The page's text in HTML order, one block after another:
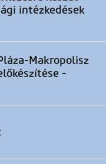
intézkedések
Makropolisz
-